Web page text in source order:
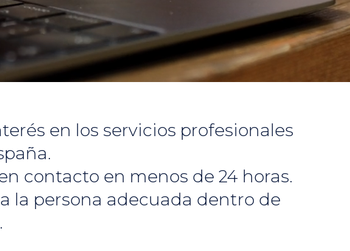
en los servicios profesionales
contacto en menos de 24 horas.
la persona adecuada dentro de